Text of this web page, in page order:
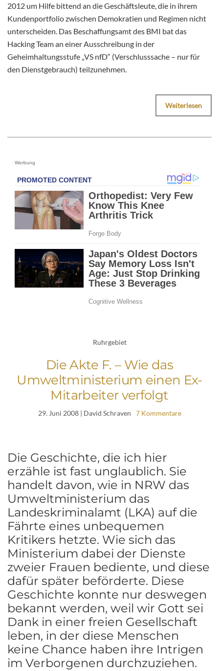
2012 um Hilfe bittend an die Geschäftsleute, die in ihrem
Kundenportfolio zwischen Demokratien und Regimen nicht
unterscheiden. Das Beschaffungsamt des BMI bat das
Hacking Team an einer Ausschreibung in der
Geheimhaltungsstufe „VS nfD“ (Verschlusssache – nur für
den Dienstgebrauch) teilzunehmen.
Weiterlesen
Werbung
Ruhrgebiet
Die Akte F. – Wie das
Umweltministerium einen Ex-
Mitarbeiter verfolgt
29. Juni 2008| David Schraven 7 Kommentare
Die Geschichte, die ich hier
erzähle ist fast unglaublich. Sie
handelt davon, wie in NRW das
Umweltministerium das
Landeskriminalamt (LKA) auf die
Fährte eines unbequemen
Kritikers hetzte. Wie sich das
Ministerium dabei der Dienste
zweier Frauen bediente, und diese
dafür später beförderte. Diese
Geschichte konnte nur deswegen
bekannt werden, weil wir Gott sei
Dank in einer freien Gesellschaft
leben, in der diese Menschen
keine Chance haben ihre Intrigen
im Verborgenen durchzuziehen.